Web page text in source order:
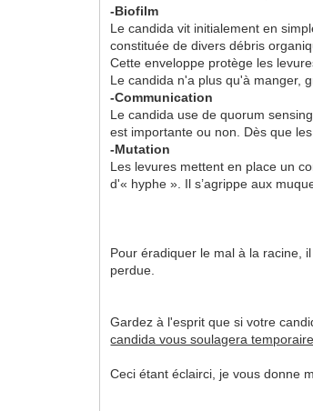
-Biofilm
Le candida vit initialement en
constituée de divers débris
Cette enveloppe protège les
Le candida n'a plus qu'à manger,
-Communication
Le candida use de quorum
est importante ou non. Dès que
-Mutation
Les levures mettent en place un
d'« hyphe ». Il s’agrippe aux
Pour éradiquer le mal à la racine,
perdue.
Gardez à l'esprit que si votre
candida vous soulagera
Ceci étant éclairci, je vous donne